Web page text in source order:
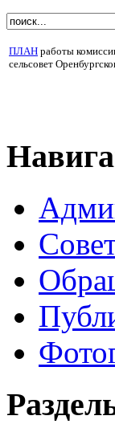
ПЛАН работы
сельсовет